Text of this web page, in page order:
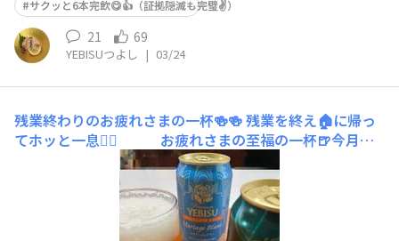
サクッと6本完飲😋👍（証拠隠滅も完璧✌️）
21 69
YEBISUつよし | 03/24
残業終わりのお疲れさまの一杯🍻🍻残業を終え🏠に帰っ
てホッと一息😮‍💨 お疲れさまの至福の一杯🍺今月賞
味期限の 薫満つ＆マリアージ
ュブランで お疲れさまぁ〜🎶
かんぱぁ〜い🍻🍻🍻マリアージュブランってこ
んな美味かった⁉️😝